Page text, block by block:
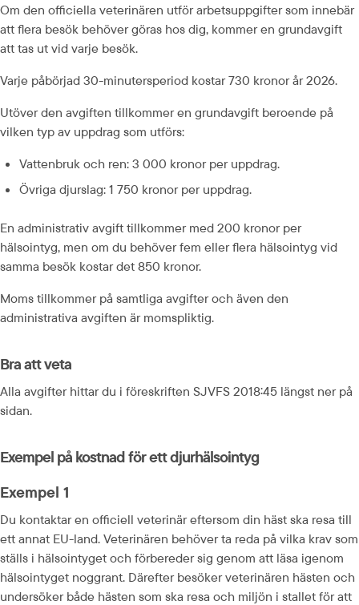
Om den officiella veterinären utför arbetsuppgifter som innebär
att flera besök behöver göras hos dig, kommer en grundavgift
att tas ut vid varje besök.
Varje påbörjad 30-minutersperiod kostar 730 kronor år 2026.
Utöver den avgiften tillkommer en grundavgift beroende på
vilken typ av uppdrag som utförs:
Vattenbruk och ren: 3 000 kronor per uppdrag.
Övriga djurslag: 1 750 kronor per uppdrag.
En administrativ avgift tillkommer med 200 kronor per
hälsointyg, men om du behöver fem eller flera hälsointyg vid
samma besök kostar det 850 kronor.
Moms tillkommer på samtliga avgifter och även den
administrativa avgiften är momspliktig.
Bra att veta
Alla avgifter hittar du i föreskriften SJVFS 2018:45 längst ner på
sidan.
Exempel på kostnad för ett djurhälsointyg
Exempel 1
Du kontaktar en officiell veterinär eftersom din häst ska resa till
ett annat EU-land. Veterinären behöver ta reda på vilka krav som
ställs i hälsointyget och förbereder sig genom att läsa igenom
hälsointyget noggrant. Därefter besöker veterinären hästen och
undersöker både hästen som ska resa och miljön i stallet för att